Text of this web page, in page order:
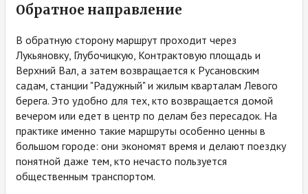
Обратное направление
В обратную сторону маршрут проходит через
Лукьяновку, Глубочицкую, Контрактовую площадь и
Верхний Вал, а затем возвращается к Русановским
садам, станции "Радужный" и жилым кварталам Левого
берега. Это удобно для тех, кто возвращается домой
вечером или едет в центр по делам без пересадок. На
практике именно такие маршруты особенно ценны в
большом городе: они экономят время и делают поездку
понятной даже тем, кто нечасто пользуется
общественным транспортом.